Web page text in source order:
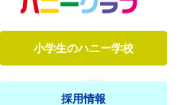
小学生のハニー学校
採用情報